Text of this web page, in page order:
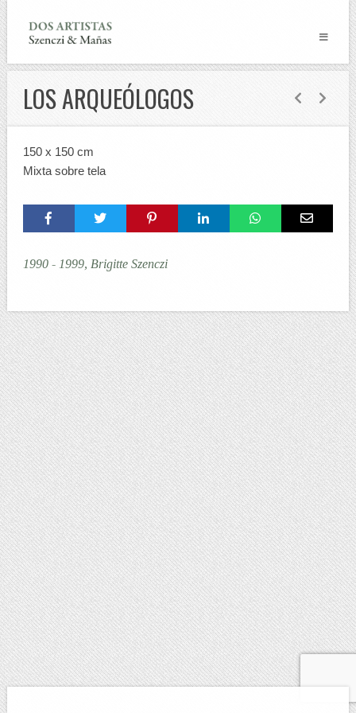
LOS ARQUEÓLOGOS
150 x 150 cm
Mixta sobre tela
1990 - 1999, Brigitte Szenczi